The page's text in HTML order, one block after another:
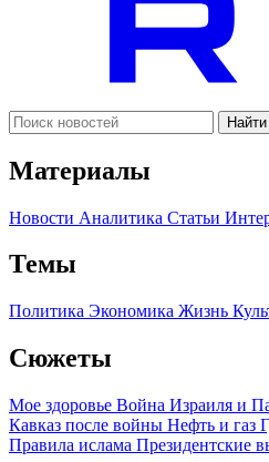
Найти
Материалы
Новости Аналитика Статьи
Темы
Политика Экономика Жизнь
Сюжеты
Мое здоровье Война Израиля и
Кавказ после войны Нефть и газ
Правила ислама Президентские